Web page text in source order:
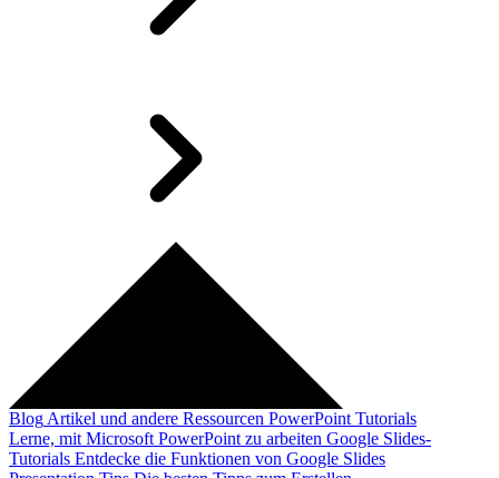
Blog Artikel und andere Ressourcen PowerPoint Tutorials
Lerne, mit Microsoft PowerPoint zu arbeiten Google Slides-
Tutorials Entdecke die Funktionen von Google Slides